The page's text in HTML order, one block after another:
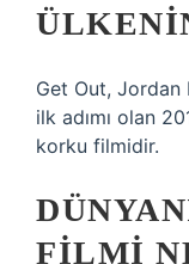
Get Out, Jordan
ilk adımı olan
korku filmidir.
FILMI